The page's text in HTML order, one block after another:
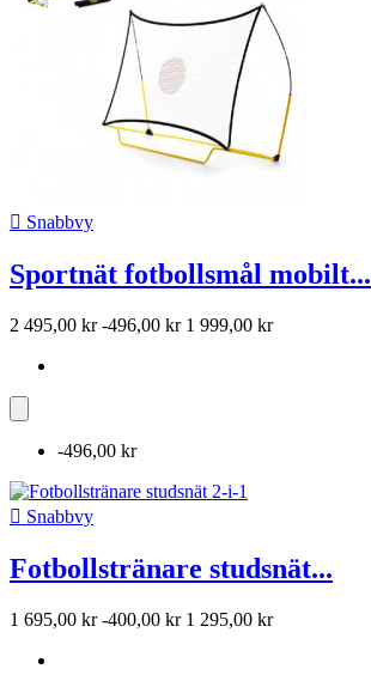
 Snabbvy
Sportnät fotbollsmål mobilt...
2 495,00 kr -496,00 kr 1 999,00 kr
-496,00 kr
 Snabbvy
Fotbollstränare studsnät...
1 695,00 kr -400,00 kr 1 295,00 kr